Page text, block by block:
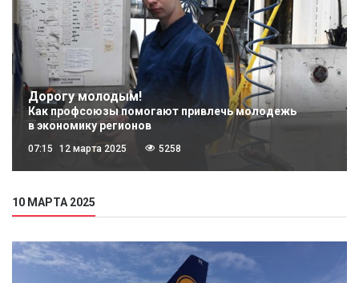
Дорогу молодым!
Как профсоюзы помогают привлечь молодежь
в экономику регионов
07:15 12 марта 2025 5258
10 МАРТА 2025